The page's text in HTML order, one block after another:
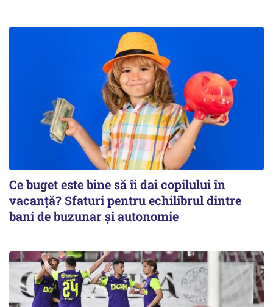
Ce buget este bine să îi dai copilului în
vacanță? Sfaturi pentru echilibrul dintre
bani de buzunar și autonomie